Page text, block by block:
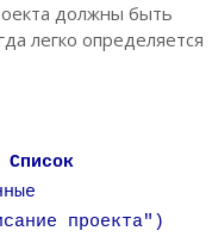
должны быть
легко определяется
Список
проекта")